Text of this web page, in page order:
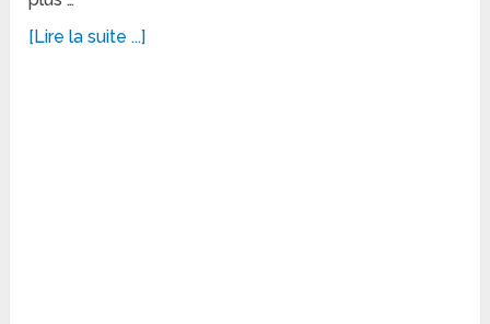
[Lire la suite ...]